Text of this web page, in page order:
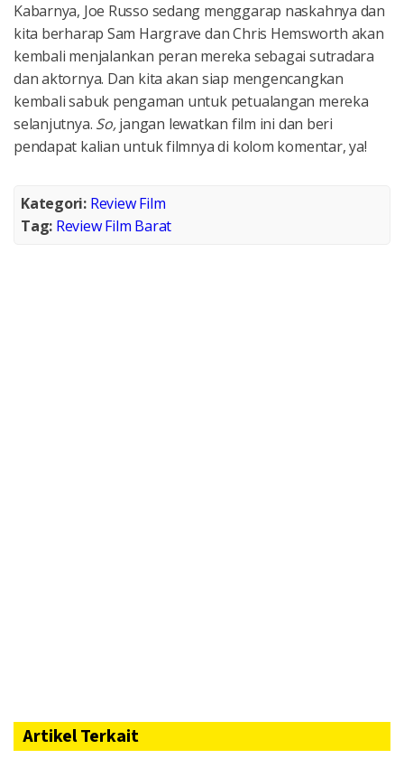
Kabarnya, Joe Russo sedang menggarap naskahnya dan
kita berharap Sam Hargrave dan Chris Hemsworth akan
kembali menjalankan peran mereka sebagai sutradara
dan aktornya. Dan kita akan siap mengencangkan
kembali sabuk pengaman untuk petualangan mereka
selanjutnya. So,jangan lewatkan film ini dan beri
pendapat kalian untuk filmnya di kolom komentar, ya!
Kategori: Review Film
Tag: Review Film Barat
Artikel Terkait